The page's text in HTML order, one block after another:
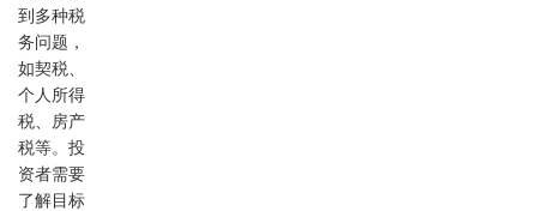
到多种税
务问题，
如契税、
个人所得
税、房产
税等。投
资者需要
了解目标